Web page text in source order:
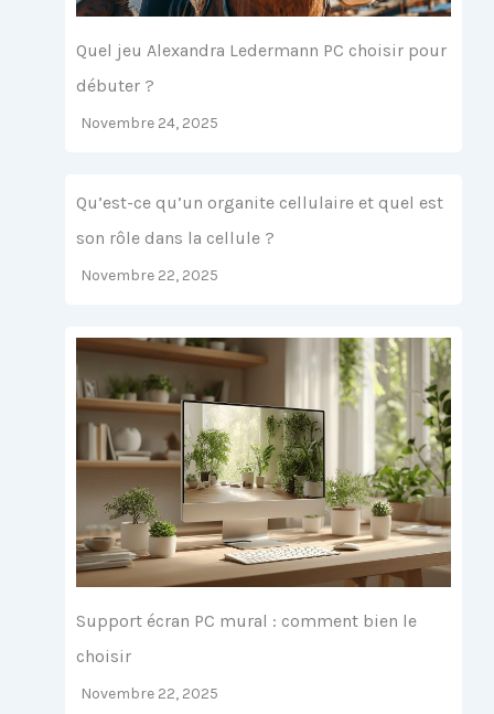
Quel jeu Alexandra Ledermann PC choisir pour
débuter ?
Novembre 24, 2025
Qu’est-ce qu’un organite cellulaire et quel est
son rôle dans la cellule ?
Novembre 22, 2025
Support écran PC mural : comment bien le
choisir
Novembre 22, 2025